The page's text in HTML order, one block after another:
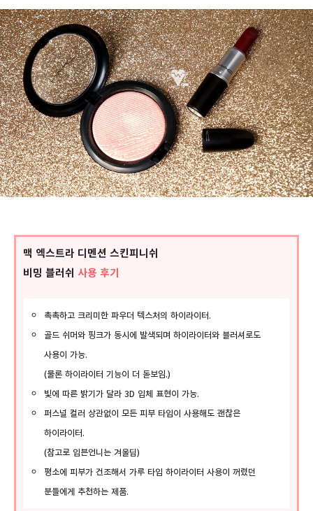
맥 엑스트라 디멘션 스킨피니쉬
비밍 블러쉬 사용 후기
촉촉하고 크리미한 파우더 텍스처의 하이라이터.
골드 쉬머와 핑크가 동시에 발색되며 하이라이터와 블러셔로도
사용이 가능.
(물론 하이라이터 기능이 더 돋보임.)
빛에 따른 밝기가 달라 3D 입체 표현이 가능.
퍼스널 컬러 상관없이 모든 피부 타입이 사용해도 괜찮은
하이라이터.
(참고로 입븐언니는 겨울딥)
평소에 피부가 건조해서 가루 타입 하이라이터 사용이 꺼렸던
분들에게 추천하는 제품.